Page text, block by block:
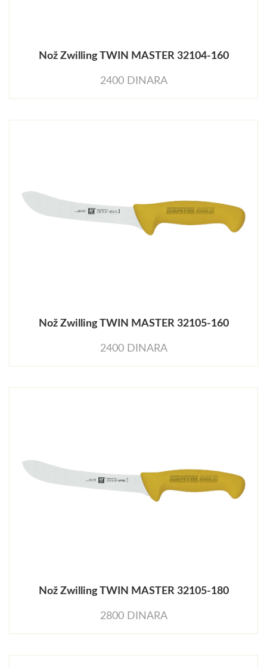
Nož Zwilling TWIN MASTER 32104-160
2400 DINARA
Nož Zwilling TWIN MASTER 32105-160
2400 DINARA
Nož Zwilling TWIN MASTER 32105-180
2800 DINARA